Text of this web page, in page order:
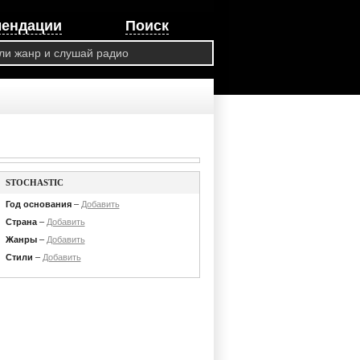
Поиск
STOCHASTIC
Год основания– Добавить
Страна– Добавить
Жанры– Добавить
Стили – Добавить